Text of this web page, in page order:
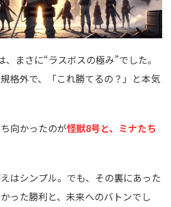
まさに“ラスボスの極み”でした。
格外で、「これ勝てるの？」と本気
向かったのが怪獣8号と、ミナたち
はシンプル。でも、その裏にあった
った勝利と、未来へのバトンでし